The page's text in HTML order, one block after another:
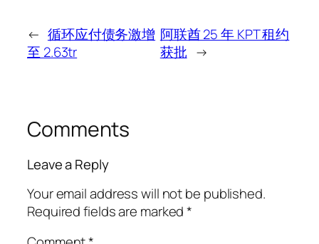
← 循环应付债务激增
至 2.63tr
阿联酋 25 年 KPT 租约
获批 →
Comments
Leave a Reply
Your email address will not be published.
Required fields are marked*